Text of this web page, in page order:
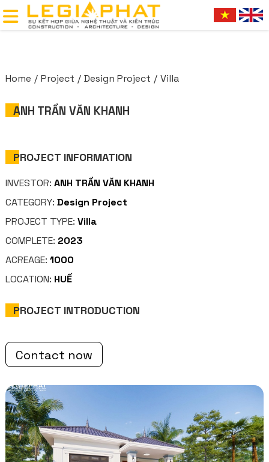
Home Project Design Project Villa
ANH TRẦN VĂN KHANH
PROJECT INFORMATION
INVESTOR: ANH TRẦN VĂN KHANH
CATEGORY: Design Project
PROJECT TYPE: Villa
COMPLETE: 2023
ACREAGE: 1000
LOCATION: HUẾ
PROJECT INTRODUCTION
Contact now